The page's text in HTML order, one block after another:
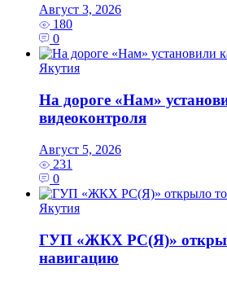
Август 3, 2026
180
0
Якутия
На дороге «Нам»
видеоконтроля
Август 5, 2026
231
0
Якутия
ГУП «ЖКХ РС(Я)»
навигацию